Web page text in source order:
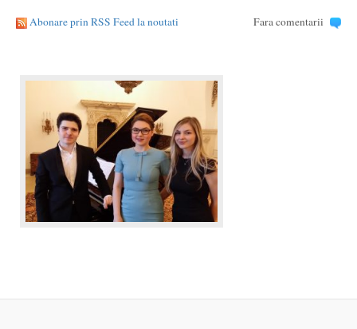
Abonare prin RSS Feed la noutati Fara comentarii